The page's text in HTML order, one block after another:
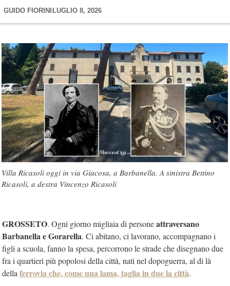
GUIDO FIORINI LUGLIO 8, 2026
Villa Ricasoli oggi in via Giacosa, a Barbanella. A sinistra Bettino
Ricasoli, a destra Vincenzo Ricasoli
GROSSETO. Ogni giorno migliaia di personeattraversano
Barbanella e Gorarella. Ci abitano, ci lavorano, accompagnano i
figli a scuola, fanno la spesa, percorrono le strade che disegnano due
fra i quartieri più popolosi della città, nati nel dopoguerra, al di là
della ferrovia che, come una lama,taglia in due la città.